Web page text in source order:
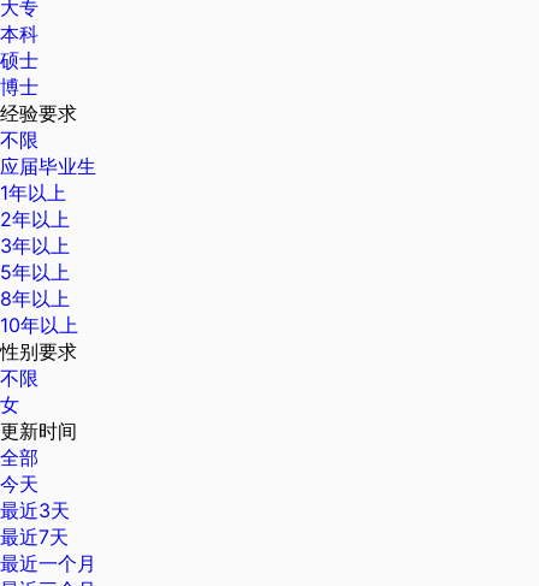
大专
本科
硕士
博士
经验要求
不限
应届毕业生
1年以上
2年以上
3年以上
5年以上
8年以上
10年以上
性别要求
不限
女
更新时间
全部
今天
最近3天
最近7天
最近一个月